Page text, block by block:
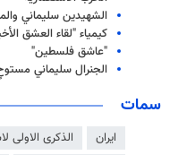
الشهيدين سليماني
كيمياء "لقاء العشق
"عاشق فلسطین"
الجنرال سليماني
سمات
ايران
الذكرى الاولى